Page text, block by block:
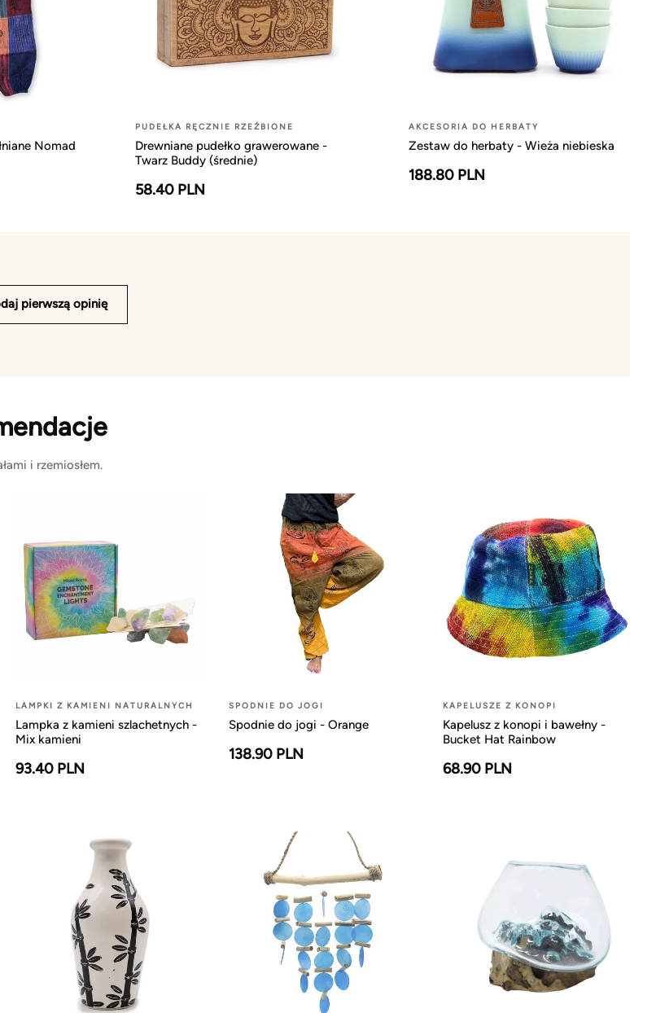
Nomad
PUDEŁKA RĘCZNIE RZEŹBIONE
Drewniane pudełko grawerowane -
Twarz Buddy (średnie)
58.40 PLN
AKCESORIA DO HERBATY
Zestaw do herbaty - Wieża niebieska
188.80 PLN
pierwszą opinię
i rzemiosłem.
LAMPKI Z KAMIENI NATURALNYCH
Lampka z kamieni szlachetnych -
Mix kamieni
93.40 PLN
SPODNIE DO JOGI
Spodnie do jogi - Orange
138.90 PLN
KAPELUSZE Z KONOPI
Kapelusz z konopi i bawełny -
Bucket Hat Rainbow
68.90 PLN